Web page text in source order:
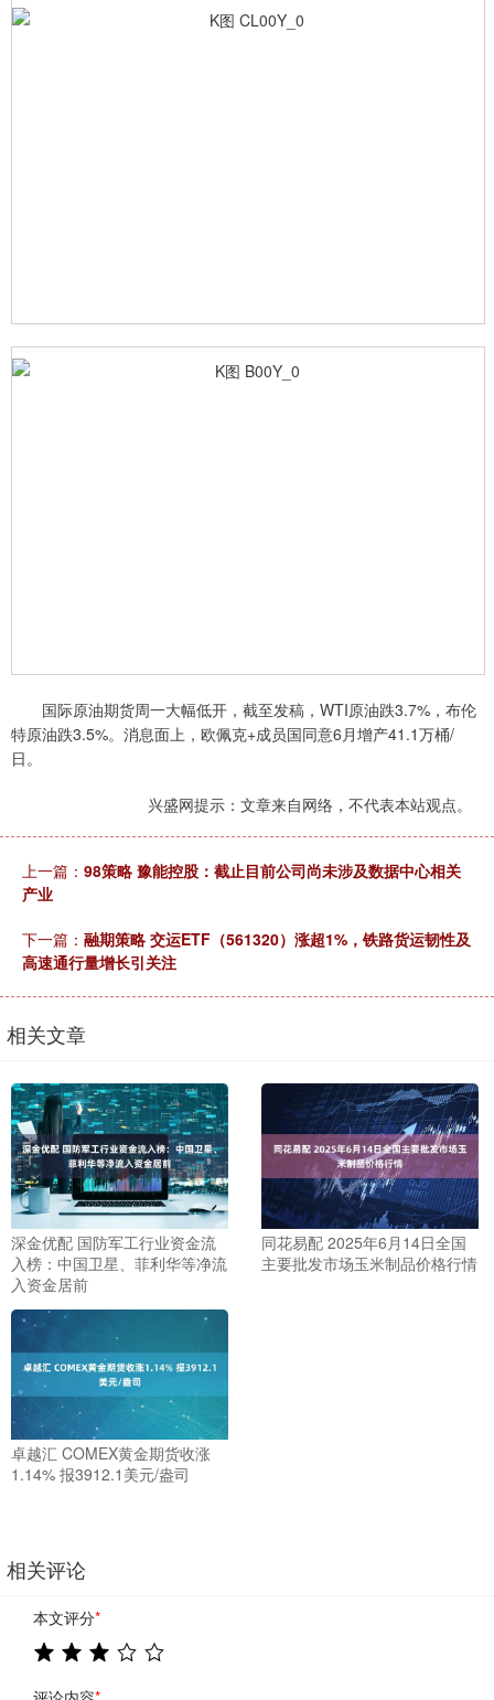
国际原油期货周一大幅低开，截至发稿，WTI原油跌3.7%，布伦
特原油跌3.5%。消息面上，欧佩克+成员国同意6月增产41.1万桶/
日。
兴盛网提示：文章来自网络，不代表本站观点。
上一篇： 98策略 豫能控股：截止目前公司尚未涉及数据中心相关
产业
下一篇： 融期策略 交运ETF（561320）涨超1%，铁路货运韧性及
高速通行量增长引关注
相关文章
深金优配 国防军工行业资金流
入榜：中国卫星、菲利华等净流
入资金居前
同花易配 2025年6月14日全国
主要批发市场玉米制品价格行情
卓越汇 COMEX黄金期货收涨
1.14% 报3912.1美元/盎司
相关评论
本文评分*